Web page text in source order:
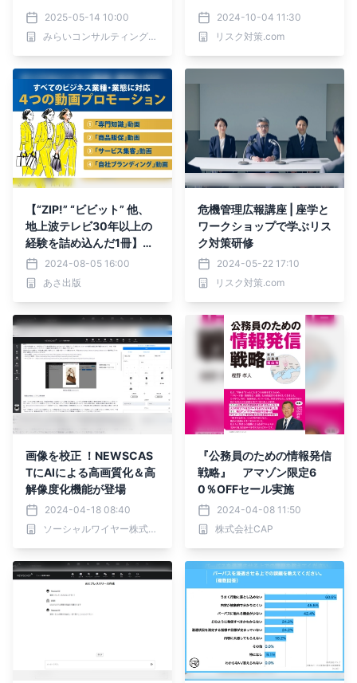
2025-05-14 10:00
みらいコンサルティンググループ
2024-10-04 11:30
リスク対策.com
【“ZIP!” “ビビット” 他、
地上波テレビ30年以上の
経験を詰め込んだ1冊】小
笠原剛 著『最前線のテレ
ビ映像ディレクターが教え
る 動画プロモーション入
2024-08-05 16:00
あさ出版
危機管理広報講座 | 座学と
ワークショップで学ぶリス
ク対策研修
2024-05-22 17:10
リスク対策.com
画像を校正 ！NEWSCAS
TにAIによる高画質化＆高
解像度化機能が登場
2024-04-18 08:40
ソーシャルワイヤー株式会社
『公務員のための情報発信
戦略』 アマゾン限定6
0％OFFセール実施
2024-04-08 11:50
株式会社CAP